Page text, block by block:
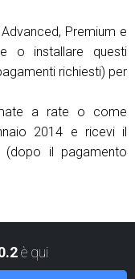
Premium e
o installare questi
richiesti) per
a rate o come
2014 e ricevi il
(dopo il pagamento
è qui